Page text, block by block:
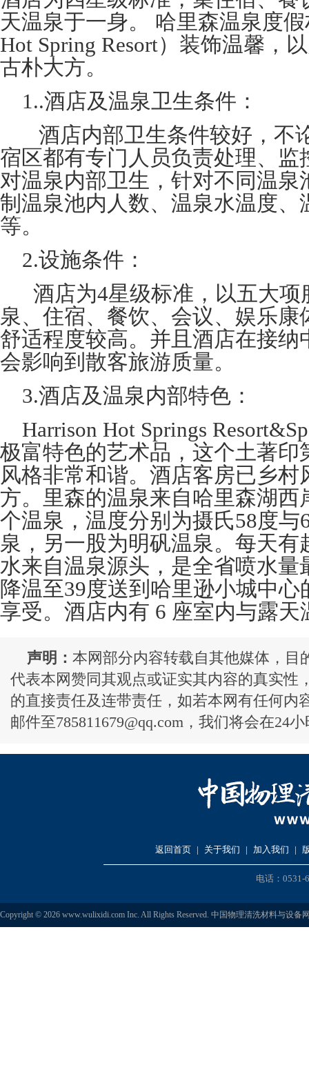
天温泉于一身。 哈里森温泉度
Hot Spring Resort）装饰温馨，
古朴大方。
1..酒店及温泉卫生条件：
酒店内部卫生条件较好，不
宿区都有专门人员负责处理、监
对温泉内部卫生，针对不同温泉
制温泉池内人数、温泉水温度、
等。
2.设施条件：
酒店为4星级标准，以五大
泉、住宿、餐饮、会议、娱乐康
舒适程度较高。并且酒店在接纳
会影响到散客旅游质量。
3.酒店及温泉内部特色：
Harrison Hot Springs
极富特色的艺术品，这个土著印
风格非常和谐。酒店客房已乡村
方。里森的温泉来自哈里森湖西
个温泉，温度分别为摄氏58度与
泉，另一股为明矾温泉。每天有
水来自温泉源头，是全省喷水量
降温至39度送到哈里逊小城中
享受。酒店内有 6 座室内与露天
声明： 本网部分内容转载自其他媒体，目
代表本网赞同其观点或证实其内容的真实性
的直接责任及连带责任，如若本网有任何内
邮件至785811679@qq.com，我们将会在24
返回首页 | 关于我们 | 加入我们 |
电话：
Copyright © 2026 www.wulixidi.com Inc. All Rights Reserved. 中国物理清洗材料与设